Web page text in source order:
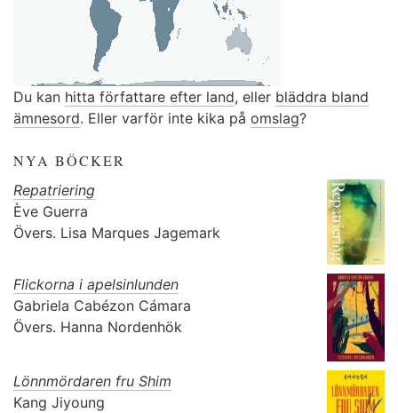
Du kan hitta författare efter land, eller bläddra bland
ämnesord. Eller varför inte kika på omslag?
NYA BÖCKER
Repatriering
Ève Guerra
Övers. Lisa Marques Jagemark
Flickorna i apelsinlunden
Gabriela Cabézon Cámara
Övers. Hanna Nordenhök
Lönnmördaren fru Shim
Kang Jiyoung